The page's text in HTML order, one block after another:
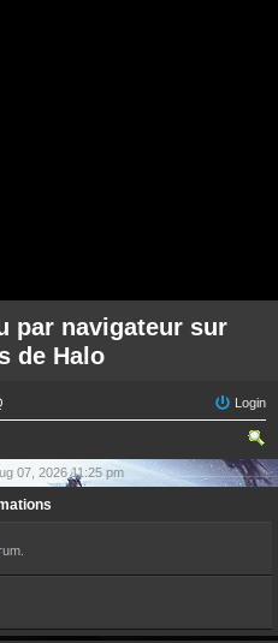
par navigateur sur
de Halo
Login
ear
07, 2026 11:25 pm